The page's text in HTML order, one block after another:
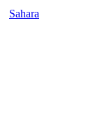
Sahara